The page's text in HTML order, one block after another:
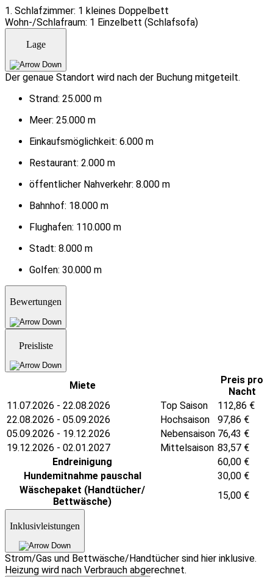
1. Schlafzimmer: 1 kleines Doppelbett
Wohn-/Schlafraum: 1 Einzelbett (Schlafsofa)
Lage
Der genaue Standort wird nach der Buchung mitgeteilt.
Strand: 25.000 m
Meer: 25.000 m
Einkaufsmöglichkeit: 6.000 m
Restaurant: 2.000 m
öffentlicher Nahverkehr: 8.000 m
Bahnhof: 18.000 m
Flughafen: 110.000 m
Stadt: 8.000 m
Golfen: 30.000 m
Bewertungen
Preisliste
Miete
Preis pro
Nacht
11.07.2026 - 22.08.2026
Top Saison 112,86 €
22.08.2026 - 05.09.2026
Hochsaison 97,86 €
05.09.2026 - 19.12.2026
Nebensaison 76,43 €
19.12.2026 - 02.01.2027
Mittelsaison 83,57 €
Endreinigung
60,00 €
Hundemitnahme pauschal
30,00 €
Wäschepaket (Handtücher/
Bettwäsche)
15,00 €
Inklusivleistungen
Strom/Gas und Bettwäsche/Handtücher sind hier inklusive.
Heizung wird nach Verbrauch abgerechnet.